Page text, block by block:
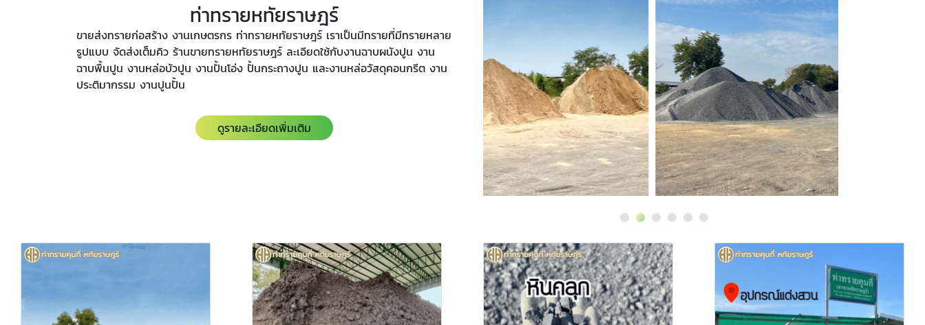
ท่าทรายหทัยราษฎร์
ขายส่งทรายก่อสร้าง งานเกษตรกร ท่าทรายหทัยราษฎร์ เราเป็นมีทรายที่มีทรายหลาย
รูปแบบ จัดส่งเต็มคิว ร้านขายทรายหทัยราษฎร์ ละเอียดใช้กับงานฉาบผนังปูน งาน
ฉาบพื้นปูน งานหล่อบัวปูน งานปั้นโอ่ง ปั้นกระถางปูน และงานหล่อวัสดุคอนกรีต งาน
ประติมากรรม งานปูนปั้น
ดูรายละเอียดเพิ่มเติม